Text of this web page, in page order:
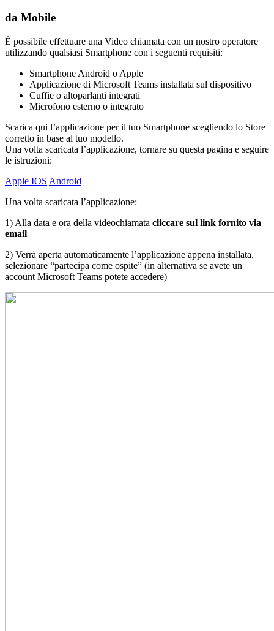
da Mobile
É possibile effettuare una Video chiamata con un nostro operatore
utilizzando qualsiasi Smartphone con i seguenti requisiti:
Smartphone Android o Apple
Applicazione di Microsoft Teams installata sul dispositivo
Cuffie o altoparlanti integrati
Microfono esterno o integrato
Scarica qui l’applicazione per il tuo Smartphone scegliendo lo Store
corretto in base al tuo modello.
Una volta scaricata l’applicazione, tornare su questa pagina e seguire
le istruzioni:
Apple IOS Android
Una volta scaricata l’applicazione:
1) Alla data e ora della videochiamata cliccare sul link fornito via
email
2) Verrà aperta automaticamente l’applicazione appena installata,
selezionare “partecipa come ospite” (in alternativa se avete un
account Microsoft Teams potete accedere)